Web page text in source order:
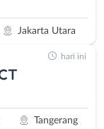
Jakarta Utara
Tangerang
hari ini